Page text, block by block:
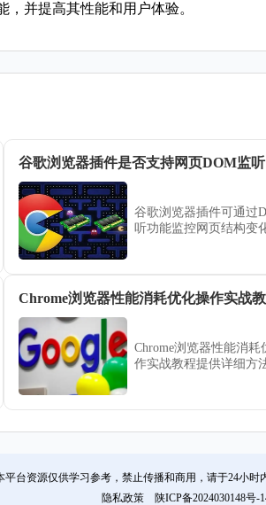
并提高其性能和用户体验。
谷歌浏览器插件是否支持网页DOM监听
谷歌浏览器插件可通过
听功能监控网页结构变
Chrome浏览器性能消耗优化操作实战
Chrome浏览器性能消耗
作实战教程提供详细方
平台资源仅供学习参考，禁止传播和商用，请于24小时
隐私政策
陕ICP备2024030148号-